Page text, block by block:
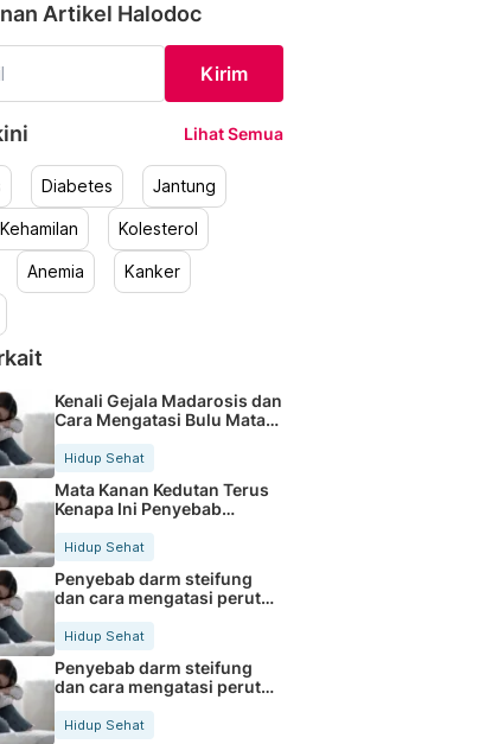
Artikel Halodoc
Kirim
Lihat Semua
Diabetes Jantung
Kehamilan Kolesterol
Anemia Kanker
Kenali Gejala Madarosis dan
Cara Mengatasi Bulu Mata
Hidup Sehat
Mata Kanan Kedutan Terus
Kenapa Ini Penyebab
Hidup Sehat
Penyebab darm steifung
dan cara mengatasi perut
Hidup Sehat
Penyebab darm steifung
dan cara mengatasi perut
Hidup Sehat